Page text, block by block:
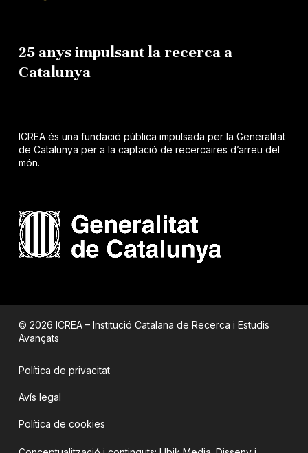
25 anys impulsant la recerca a
Catalunya
ICREA és una fundació pública impulsada per la Generalitat
de Catalunya per a la captació de recercaires d’arreu del
món.
© 2026 ICREA – Institució Catalana de Recerca i Estudis
Avançats
Política de privacitat
Avís legal
Política de cookies